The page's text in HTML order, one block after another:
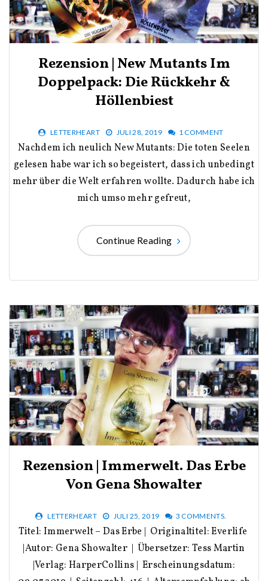
Rezension | New Mutants Im
Doppelpack: Die Rückkehr &
Höllenbiest
LETTERHEART JULI 28, 2019 1 COMMENT
Nachdem ich neulich New Mutants: Die toten Seelen
gelesen habe war ich so begeistert, dass ich unbedingt
mehr über die Welt erfahren wollte. Dadurch habe ich
mich umso mehr gefreut,
Continue Reading
Rezension | Immerwelt. Das Erbe
Von Gena Showalter
LETTERHEART JULI 25, 2019 3 COMMENTS.
Titel: Immerwelt – Das Erbe | Originaltitel: Everlife
|Autor: Gena Showalter | Übersetzer: Tess Martin
|Verlag: HarperCollins | Erscheinungsdatum: